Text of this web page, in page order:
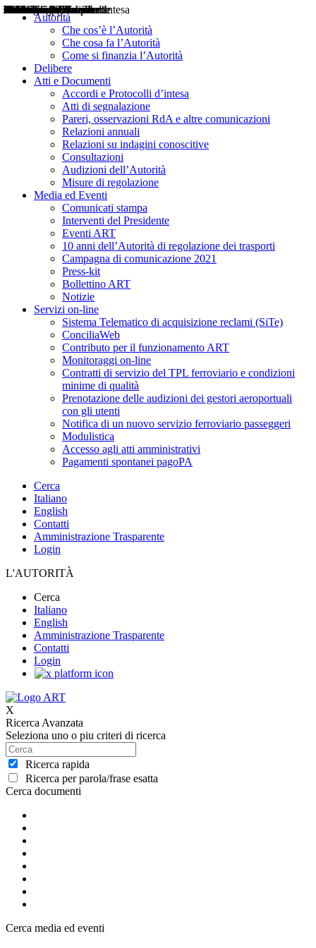
Autorità
Che cos’è l’Autorità
Che cosa fa l’Autorità
Come si finanzia l’Autorità
Delibere
Atti e Documenti
Accordi e Protocolli d’intesa
Atti di segnalazione
Pareri, osservazioni RdA e altre comunicazioni
Relazioni annuali
Relazioni su indagini conoscitive
Consultazioni
Audizioni dell’Autorità
Misure di regolazione
Media ed Eventi
Comunicati stampa
Interventi del Presidente
Eventi ART
10 anni dell’Autorità di regolazione dei trasporti
Campagna di comunicazione 2021
Press-kit
Bollettino ART
Notizie
Servizi on-line
Sistema Telematico di acquisizione reclami (SiTe)
ConciliaWeb
Contributo per il funzionamento ART
Monitoraggi on-line
Contratti di servizio del TPL ferroviario e condizioni
minime di qualità
Prenotazione delle audizioni dei gestori aeroportuali
con gli utenti
Notifica di un nuovo servizio ferroviario passeggeri
Modulistica
Accesso agli atti amministrativi
Pagamenti spontanei pagoPA
Cerca
Italiano
English
Contatti
Amministrazione Trasparente
Login
L'AUTORITÀ
Cerca
Italiano
English
Amministrazione Trasparente
Contatti
Login
X
Ricerca Avanzata
Seleziona uno o piu criteri di ricerca
Ricerca rapida
Ricerca per parola/frase esatta
Cerca documenti
Delibere
Pareri
Consultazioni
Audizioni
Atti di Segnalazione
Accordi e Protocolli d'Intesa
Relazioni annuali
Misure di regolazione
Cerca media ed eventi
Notizie
Comunicati Stampa
Bollettini ART
Convegni ART
Interviste del Presidente
Articoli in primo piano
Interventi del Presidente
2004
2005
2010
2013
2014
2015
2016
2017
2018
2019
202
2020
2021
2022
2023
2024
2025
2026
Aereo
Marittimo
Terrestre